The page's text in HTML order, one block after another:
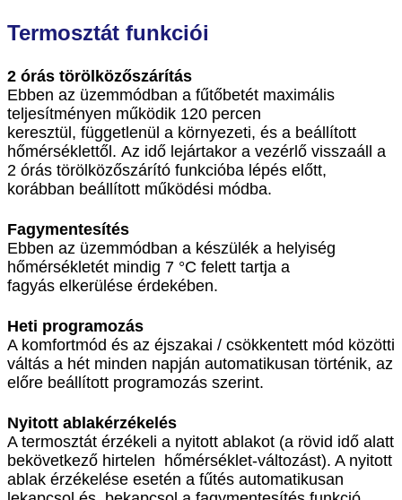
Termosztát funkciói
2 órás törölközőszárítás
Ebben az üzemmódban a fűtőbetét maximális
teljesítményen működik 120 percen
keresztül, függetlenül a környezeti, és a beállított
hőmérséklettől. Az idő lejártakor a vezérlő visszaáll a
2 órás törölközőszárító funkcióba lépés előtt,
korábban beállított működési módba.
Fagymentesítés
Ebben az üzemmódban a készülék a helyiség
hőmérsékletét mindig 7 °C felett tartja a
fagyás elkerülése érdekében.
Heti programozás
A komfortmód és az éjszakai / csökkentett mód közötti
váltás a hét minden napján automatikusan történik, az
előre beállított programozás szerint.
Nyitott ablakérzékelés
A termosztát érzékeli a nyitott ablakot (a rövid idő alatt
bekövetkező hirtelen hőmérséklet-változást). A nyitott
ablak érzékelése esetén a fűtés automatikusan